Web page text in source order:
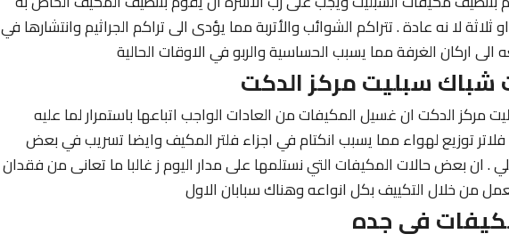
لا نه عادة . تتراكم الشوائب والأتربة مما يؤدى الى تراكم الجراثيم وانتشارها في
اركان الغرفة مما يسبب الحساسية والربو في الاوقات الحالية
سبليت مركز الدكت
الدكت ان غسيل المكيفات من العادات الواجب اتباعها باستمرار لما عليه
فلاتر توزيع لهواء مما يسبب انكتام في اجزاء فلتر المكيف وايضا تسريب في بعض
. ان بعض حالات المكيفات التي نستلمها على مدار اليوم ز غالبا ما تعانى من فقدان
من خلال التكييف بكل انواعه وهناك سبابان الاول
فى جده